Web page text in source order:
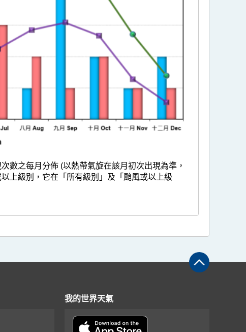
數之每月分佈 (以熱帶氣旋在該月初次出現為準，
上級別，它在「所有級別」及「颱風或以上級
我的世界天氣